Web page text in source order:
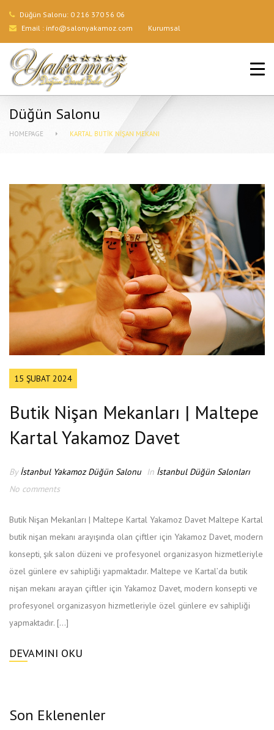
Düğün Salonu: 0 216 370 56 06
Email : info@salonyakamoz.com Kurumsal
ANA SAYFA
HIZMETLERIMIZ
BLOG
İLETIŞIM
Düğün Salonu
HOMEPAGE KARTAL BUTIK NIŞAN MEKANI
15 ŞUBAT 2024
Butik Nişan Mekanları | Maltepe
Kartal Yakamoz Davet
Byİstanbul Yakamoz Düğün Salonu In İstanbul Düğün Salonları
No comments
Butik Nişan Mekanları | Maltepe Kartal Yakamoz Davet Maltepe Kartal
butik nişan mekanı arayışında olan çiftler için Yakamoz Davet, modern
konsepti, şık salon düzeni ve profesyonel organizasyon hizmetleriyle
özel günlere ev sahipliği yapmaktadır. Maltepe ve Kartal’da butik
nişan mekanı arayan çiftler için Yakamoz Davet, modern konsepti ve
profesyonel organizasyon hizmetleriyle özel günlere ev sahipliği
yapmaktadır. […]
DEVAMINI OKU
Son Eklenenler